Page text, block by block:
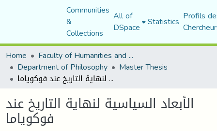
Communities
&
Collections
All of
DSpace Statistics Profils
Home
Faculty of Humanities and Social Sciences
Department of Philosophy Master Thesis
الأبعاد السياسية لنهاية التاريخ عند فوكوياما
الأبعاد السياسية لنهاية التاريخ عند
فوكوياما